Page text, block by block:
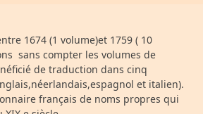
1674 (1 volume)et 1759 ( 10
sans compter les volumes de
de traduction dans cinq
et italien).
français de noms propres qui